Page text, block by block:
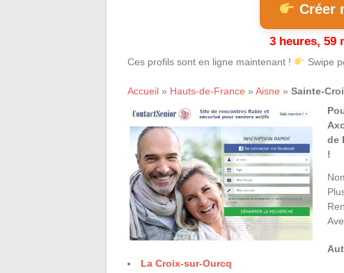
Créer
3 heures, 59
Ces profils sont en ligne maintenant ! Swipe
Accueil » Hauts-de-France » Aisne » Sainte-
de
!
La Croix-sur-Ourcq